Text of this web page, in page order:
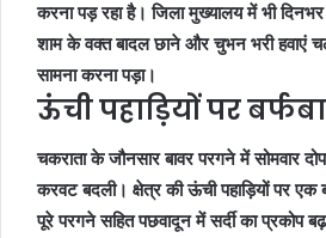
करना पड़ रहा है। जिला मुख्यालय में भी
शाम के वक्त बादल छाने और चुभन भरी हवाएं
सामना करना पड़ा।
ऊंची पहाड़ियों पर
चकराता के जौनसार बावर परगने में सोमवार
करवट बदली। क्षेत्र की ऊंची पहाड़ियों पर एक
पूरे परगने सहित पछवादून में सर्दी का प्रकोप